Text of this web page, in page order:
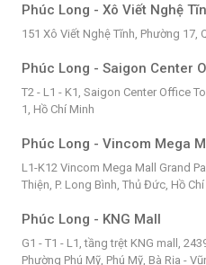
Phúc Long - Xô Viết Nghệ
151 Xô Viết Nghệ Tĩnh, Phường 17,
Phúc Long - Saigon Center
T2 - L1 - K1, Saigon Center Office
1, Hồ Chí Minh
Phúc Long - Vincom Mega
L1-K12 Vincom Mega Mall Grand
Thiện, P. Long Bình, Thủ Đức, Hồ
Phúc Long - KNG Mall
G1 - T1 - L1, tầng trệt KNG mall,
Phường Phú Mỹ, Phú Mỹ, Bà Rịa -